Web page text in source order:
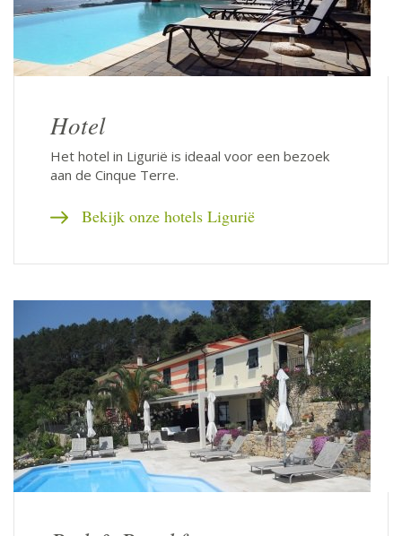
Hotel
Het hotel in Ligurië is ideaal voor een bezoek
aan de Cinque Terre.
Bekijk onze hotels Ligurië